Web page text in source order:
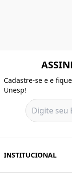
Cadastre-se e e
Unesp!
INSTITUCIONAL